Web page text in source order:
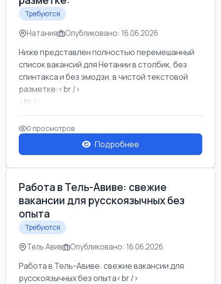
Требуются
Натания Опубликовано: 16.06.2026
Ниже представлен полностью перемешанный
список вакансий для Нетании в столбик, без
спинтакса и без эмодзи, в чистой текстовой
разметке:<br />
<br />
Работа в Нетании на мебельном производстве:
требу...
0 просмотров
Подробнее
Работа в Тель-Авиве: свежие
вакансии для русскоязычных без
опыта
Требуются
Тель Авив Опубликовано: 16.06.2026
Работа в Тель-Авиве: свежие вакансии для
русскоязычных без опыта<br />